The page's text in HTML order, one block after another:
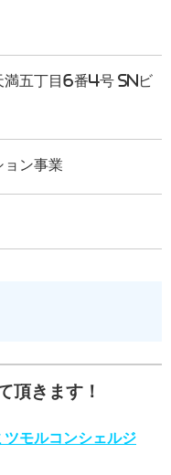
満五丁目6番4号 SNビ
ョン事業
頂きます！
ツモルコンシェルジ